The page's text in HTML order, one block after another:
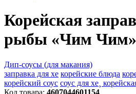
Корейская
рыбы «Чим Чим»
Дип-соусы (для макания)
заправка для хе корейские блюда
корейский соус соус для хе¸
Код товара: 4607044601154